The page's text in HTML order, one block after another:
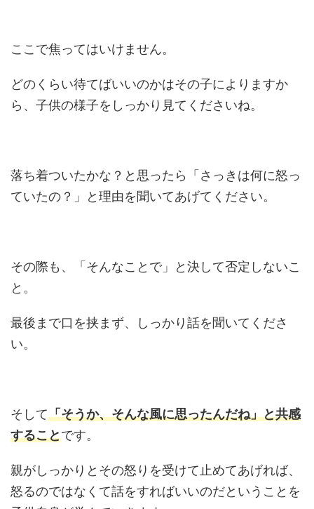
ここで焦ってはいけません。
どのくらい待てばいいのかはその子によりますか
ら、子供の様子をしっかり見てくださいね。
落ち着ついたかな？と思ったら「さっきは何に怒っ
ていたの？」と理由を聞いてあげてください。
その際も、「そんなことで」と決して否定しないこ
と。
最後まで口を挟まず、しっかり話を聞いてくださ
い。
そして「そうか、そんな風に思ったんだね」と共感
することです。
親がしっかりとその怒りを受けて止めてあげれば、
怒るのではなくて話をすればいいのだということを